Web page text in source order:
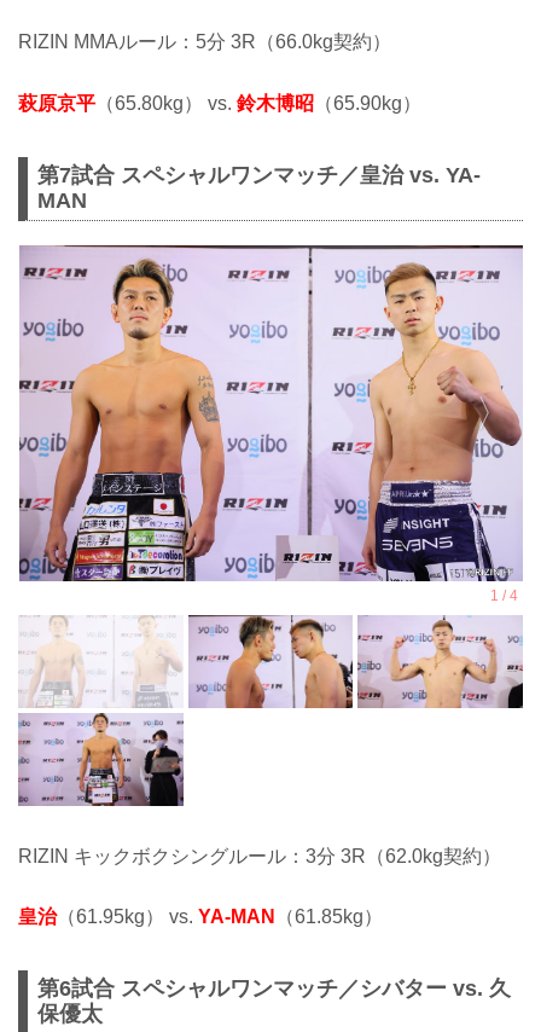
RIZIN MMAルール：5分 3R（66.0kg契約）
萩原京平 （65.80kg） vs. 鈴木博昭 （65.90kg）
第7試合 スペシャルワンマッチ／皇治 vs. YA-
MAN
RIZIN キックボクシングルール：3分 3R（62.0kg契約）
皇治（61.95kg） vs. YA-MAN （61.85kg）
第6試合 スペシャルワンマッチ／シバター vs. 久
保優太